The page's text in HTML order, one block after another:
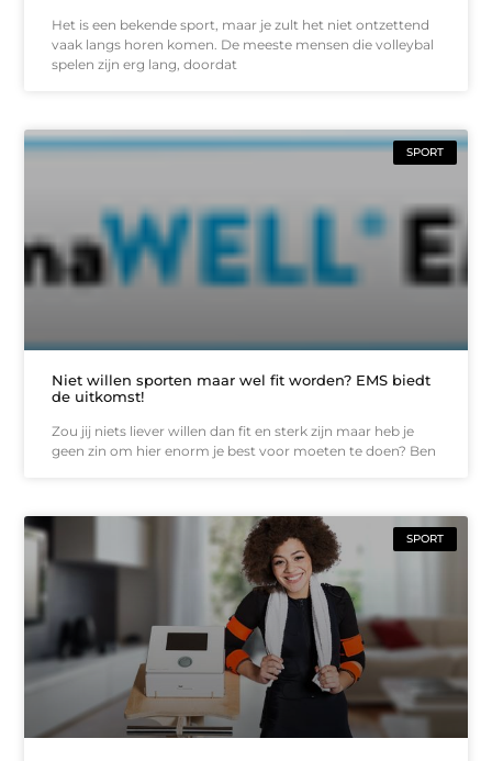
Het is een bekende sport, maar je zult het niet ontzettend
vaak langs horen komen. De meeste mensen die volleybal
spelen zijn erg lang, doordat
SPORT
Niet willen sporten maar wel fit worden? EMS biedt
de uitkomst!
Zou jij niets liever willen dan fit en sterk zijn maar heb je
geen zin om hier enorm je best voor moeten te doen? Ben
SPORT